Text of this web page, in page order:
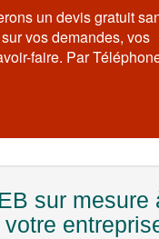
un devis gratuit
vos demandes, vos
faire. Par
sur mesure
votre